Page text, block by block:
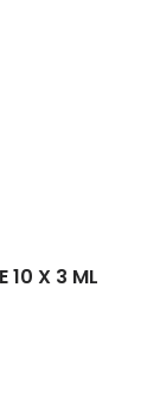
10 X 3 ML